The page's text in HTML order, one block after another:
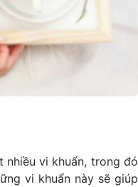
nhiều vi khuẩn, trong đó
vi khuẩn này sẽ giúp